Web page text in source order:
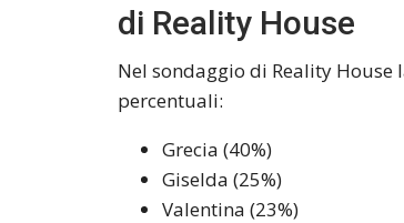
di Reality House
Nel sondaggio di Reality House
percentuali:
Grecia (40%)
Giselda (25%)
Valentina (23%)